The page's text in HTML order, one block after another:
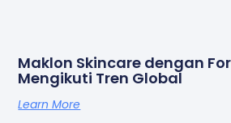
Maklon Skincare dengan
Mengikuti Tren Global
Learn More